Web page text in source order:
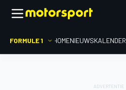
FORMULE 1 HOMENIEUWSKALENDER